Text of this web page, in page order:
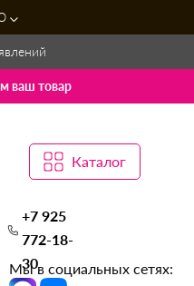
ваш товар
Каталог
+7 925
772-18-
30
Мы в социальных сетях: